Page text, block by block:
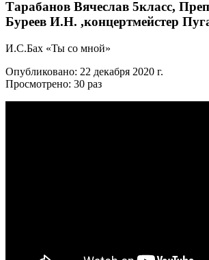
Тарабанов Вячеслав 5класс,
Буреев И.Н. ,концертмейстер
И.С.Бах «Ты со мной»
Опубликовано: 22 декабря 2020 г.
Просмотрено: 30 раз